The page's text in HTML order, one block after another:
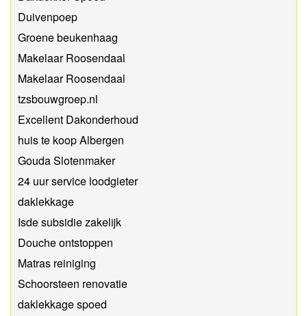
Duivenpoep
Groene beukenhaag
Makelaar Roosendaal
Makelaar Roosendaal
tzsbouwgroep.nl
Excellent Dakonderhoud
huis te koop Albergen
Gouda Slotenmaker
24 uur service loodgieter
daklekkage
Isde subsidie zakelijk
Douche ontstoppen
Matras reiniging
Schoorsteen renovatie
daklekkage spoed